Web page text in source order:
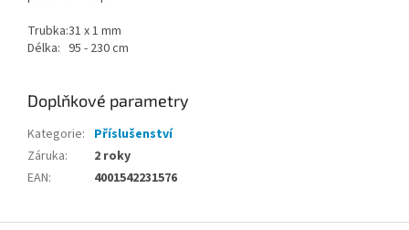
Trubka:31 x 1 mm
Délka: 95 - 230 cm
Doplňkové parametry
Kategorie: Příslušenství
Záruka:
2 roky
EAN: 4001542231576